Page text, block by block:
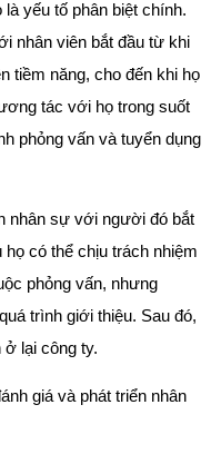
yếu tố phân biệt chính.
nhân viên bắt đầu từ khi
tiềm năng, cho đến khi họ
tác với họ trong suốt
phỏng vấn và tuyển dụng
nhân sự với người đó bắt
có thể chịu trách nhiệm
phỏng vấn, nhưng
trình giới thiệu. Sau đó,
ở lại công ty.
giá và phát triển nhân